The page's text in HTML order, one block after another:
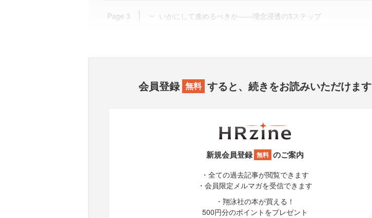
Page 3 いかにして進めるべきか——理念浸透の3ステップ
会員登録 無料 すると、続きをお読みいただけます
新規会員登録 無料 のご案内
・全ての過去記事が閲覧できます
・会員限定メルマガを受信できます
・翔泳社の本が買える！
500円分のポイントをプレゼント